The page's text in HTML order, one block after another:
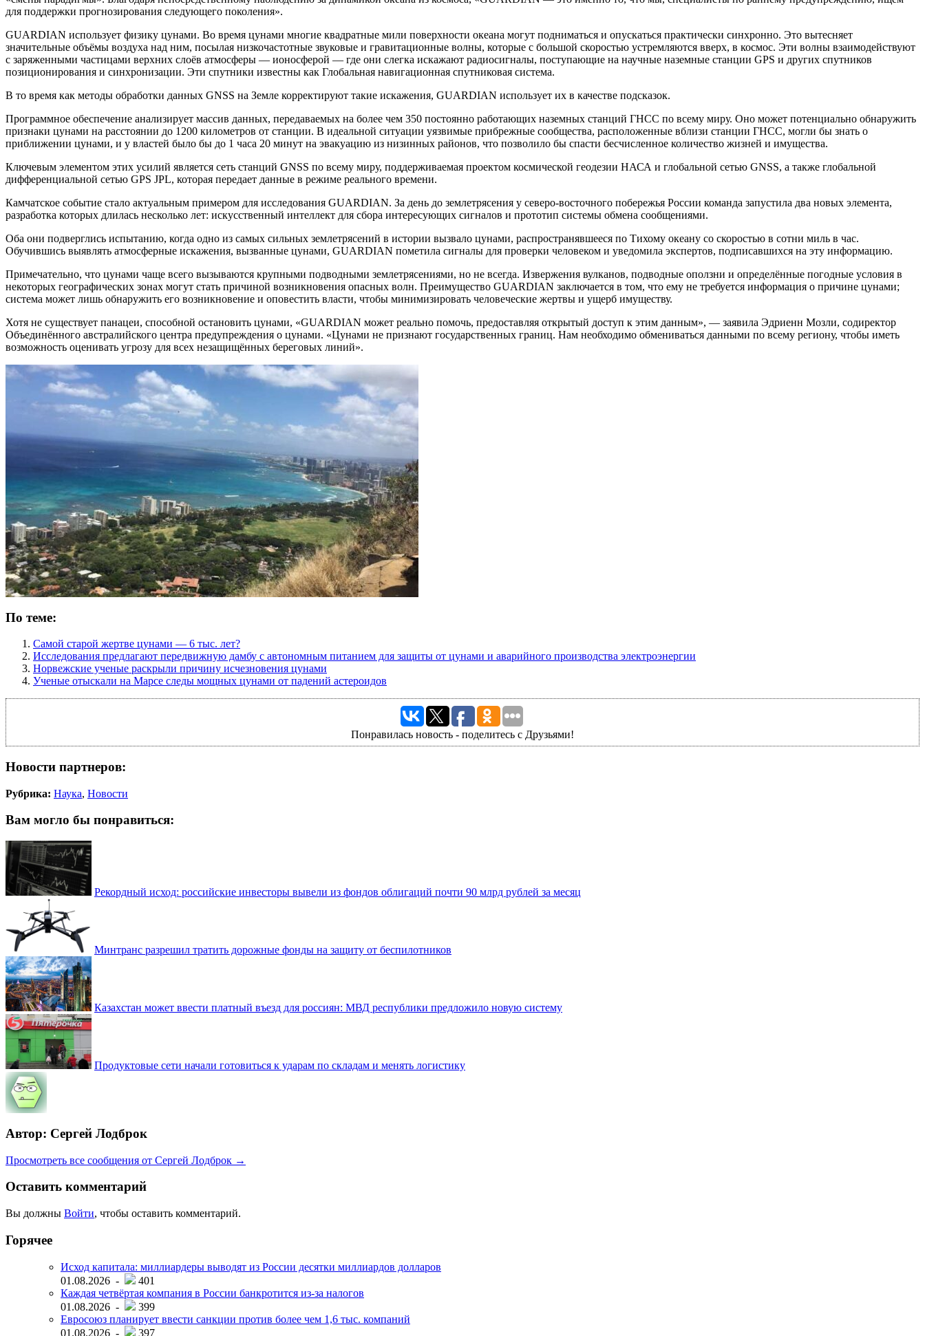
для поддержки прогнозирования следующего поколения».
GUARDIAN использует физику цунами. Во время цунами многие квадратные мили поверхности океана могут подниматься и опускаться практически синхронно. Это вытесняет
значительные объёмы воздуха над ним, посылая низкочастотные звуковые и гравитационные волны, которые с большой скоростью устремляются вверх, в космос. Эти волны взаимодействуют
с заряженными частицами верхних слоёв атмосферы — ионосферой — где они слегка искажают радиосигналы, поступающие на научные наземные станции GPS и других спутников
позиционирования и синхронизации. Эти спутники известны как Глобальная навигационная спутниковая система.
В то время как методы обработки данных GNSS на Земле корректируют такие искажения, GUARDIAN использует их в качестве подсказок.
Программное обеспечение анализирует массив данных, передаваемых на более чем 350 постоянно работающих наземных станций ГНСС по всему миру. Оно может потенциально обнаружить
признаки цунами на расстоянии до 1200 километров от станции. В идеальной ситуации уязвимые прибрежные сообщества, расположенные вблизи станции ГНСС, могли бы знать о
приближении цунами, и у властей было бы до 1 часа 20 минут на эвакуацию из низинных районов, что позволило бы спасти бесчисленное количество жизней и имущества.
Ключевым элементом этих усилий является сеть станций GNSS по всему миру, поддерживаемая проектом космической геодезии НАСА и глобальной сетью GNSS, а также глобальной
дифференциальной сетью GPS JPL, которая передает данные в режиме реального времени.
Камчатское событие стало актуальным примером для исследования GUARDIAN. За день до землетрясения у северо-восточного побережья России команда запустила два новых элемента,
разработка которых длилась несколько лет: искусственный интеллект для сбора интересующих сигналов и прототип системы обмена сообщениями.
Оба они подверглись испытанию, когда одно из самых сильных землетрясений в истории вызвало цунами, распространявшееся по Тихому океану со скоростью в сотни миль в час.
Обучившись выявлять атмосферные искажения, вызванные цунами, GUARDIAN пометила сигналы для проверки человеком и уведомила экспертов, подписавшихся на эту информацию.
Примечательно, что цунами чаще всего вызываются крупными подводными землетрясениями, но не всегда. Извержения вулканов, подводные оползни и определённые погодные условия в
некоторых географических зонах могут стать причиной возникновения опасных волн. Преимущество GUARDIAN заключается в том, что ему не требуется информация о причине цунами;
система может лишь обнаружить его возникновение и оповестить власти, чтобы минимизировать человеческие жертвы и ущерб имуществу.
Хотя не существует панацеи, способной остановить цунами, «GUARDIAN может реально помочь, предоставляя открытый доступ к этим данным», — заявила Эдриенн Мозли, содиректор
Объединённого австралийского центра предупреждения о цунами. «Цунами не признают государственных границ. Нам необходимо обмениваться данными по всему региону, чтобы иметь
возможность оценивать угрозу для всех незащищённых береговых линий».
По теме:
Самой старой жертве цунами — 6 тыс. лет?
Исследования предлагают передвижную дамбу с автономным питанием для защиты от цунами и аварийного производства электроэнергии
Норвежские ученые раскрыли причину исчезновения цунами
Ученые отыскали на Марсе следы мощных цунами от падений астероидов
Понравилась новость - поделитесь с Друзьями!
Новости партнеров:
Рубрика: Наука, Новости
Вам могло бы понравиться:
Рекордный исход: российские инвесторы вывели из фондов облигаций почти 90 млрд рублей за месяц
Минтранс разрешил тратить дорожные фонды на защиту от беспилотников
Казахстан может ввести платный въезд для россиян: МВД республики предложило новую систему
Продуктовые сети начали готовиться к ударам по складам и менять логистику
Автор: Сергей Лодброк
Просмотреть все сообщения от Сергей Лодброк →
Оставить комментарий
Вы должны Войти, чтобы оставить комментарий.
Горячее
Исход капитала: миллиардеры выводят из России десятки миллиардов долларов
01.08.2026 -
401
Каждая четвёртая компания в России банкротится из-за налогов
01.08.2026 -
399
Евросоюз планирует ввести санкции против более чем 1,6 тыс. компаний
01.08.2026 -
397